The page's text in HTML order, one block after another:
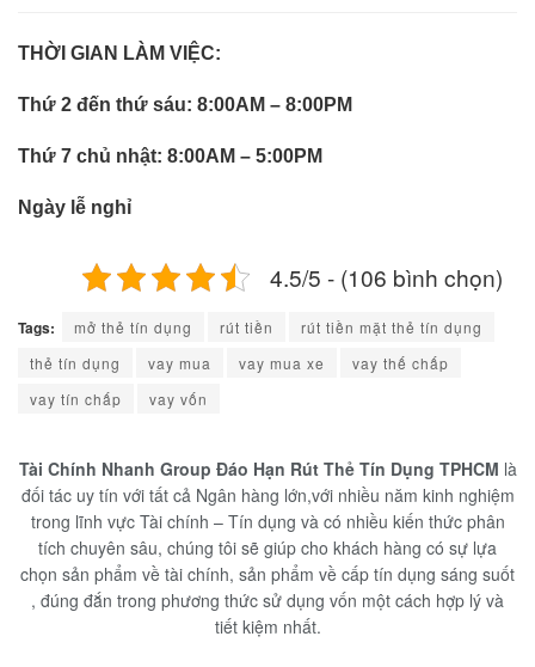
THỜI GIAN LÀM VIỆC:
Thứ 2 đến thứ sáu: 8:00AM – 8:00PM
Thứ 7 chủ nhật: 8:00AM – 5:00PM
Ngày lễ nghỉ
4.5/5 - (106 bình chọn)
Tags: mở thẻ tín dụng rút tiền
rút tiền mặt thẻ tín dụng
thẻ tín dụng
vay mua vay mua xe
vay thế chấp
vay tín chấp
vay vốn
Tài Chính Nhanh Group Đáo Hạn Rút Thẻ Tín Dụng TPHCM là
đối tác uy tín với tất cả Ngân hàng lớn,với nhiều năm kinh nghiệm
trong lĩnh vực Tài chính – Tín dụng và có nhiều kiến thức phân
tích chuyên sâu, chúng tôi sẽ giúp cho khách hàng có sự lựa
chọn sản phẩm về tài chính, sản phẩm về cấp tín dụng sáng suốt
, đúng đắn trong phương thức sử dụng vốn một cách hợp lý và
tiết kiệm nhất.